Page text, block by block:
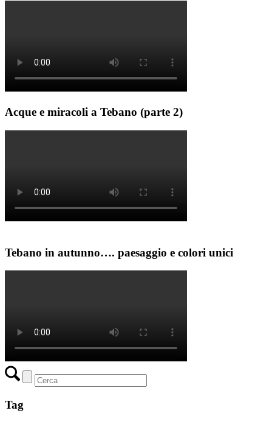
Acque e miracoli a Tebano (parte 2)
Tebano in autunno…. paesaggio e colori unici
Tag